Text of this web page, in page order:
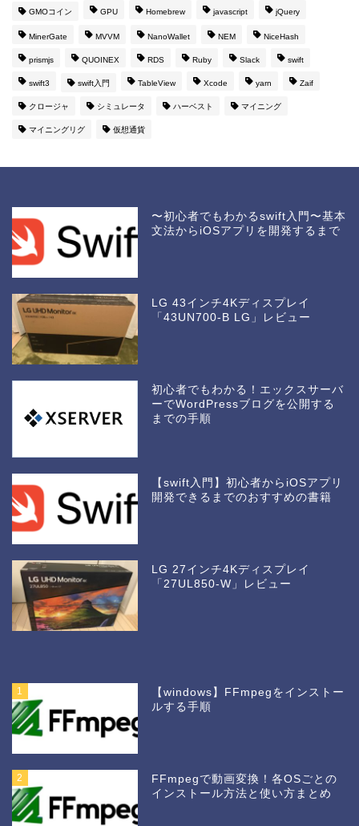
GMOコイン GPU Homebrew javascript jQuery
MinerGate MVVM NanoWallet NEM NiceHash
prismjs QUOINEX RDS Ruby Slack swift
swift3 swift入門 TableView Xcode yarn Zaif
クロージャ シミュレータ ハーベスト マイニング
マイニングリグ 仮想通貨
〜初心者でもわかるswift入門〜基本
文法からiOSアプリを開発するまで
LG 43インチ4Kディスプレイ
「43UN700-B LG」レビュー
初心者でもわかる！エックスサーバ
ーでWordPressブログを公開する
までの手順
【swift入門】初心者からiOSアプリ
開発できるまでのおすすめの書籍
LG 27インチ4Kディスプレイ
「27UL850-W」レビュー
1
【windows】FFmpegをインストー
ルする手順
2
FFmpegで動画変換！各OSごとの
インストール方法と使い方まとめ